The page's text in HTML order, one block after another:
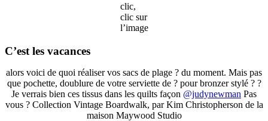
clic,
clic sur
l’image
C’est les vacances
alors voici de quoi réaliser vos sacs de plage ? du moment. Mais pas
que pochette, doublure de votre serviette de ? pour bronzer stylé ? ?
Je verrais bien ces tissus dans les quilts façon @judynewman Pas
vous ? Collection Vintage Boardwalk, par Kim Christopherson de la
maison Maywood Studio